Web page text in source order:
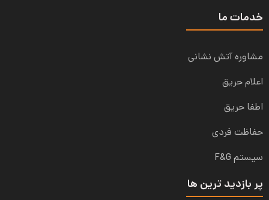
خدمات ما
مشاوره آتش نشانی
اعلام حریق
اطفا حریق
حفاظت فردی
سیستم F&G
پر بازدید ترین ها